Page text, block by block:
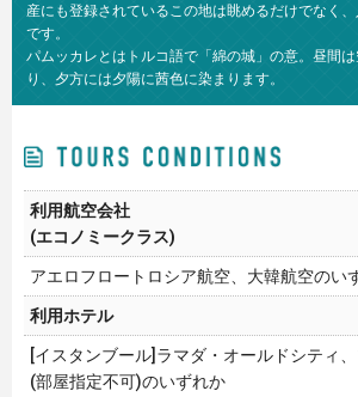
産にも登録されているこの地は眺めるだけでなく
です。
パムッカレとはトルコ語で「綿の城」の意。昼間
り、夕方には夕陽に茜色に染まります。
利用航空会社
(エコノミークラス)
アエロフロートロシア航空、大韓航空のい
利用ホテル
[イスタンブール]ラマダ・オールドシティ
(部屋指定不可)のいずれか